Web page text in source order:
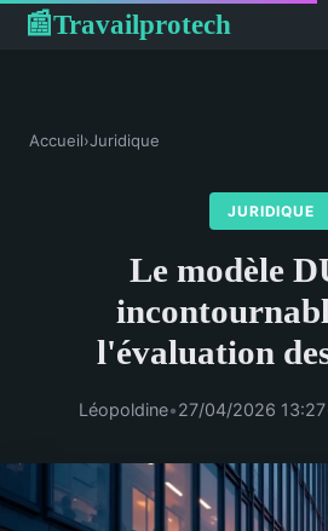
📰Travailprotech
Accueil›Juridique
JURIDIQUE
Le modèle
l'évaluation
Léopoldine•27/04/2026 13:27